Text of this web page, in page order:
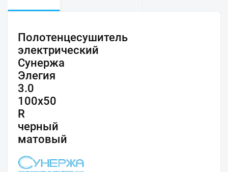
Полотенцесушитель
электрический
Сунержа
Элегия
3.0
100х50
R
черный
матовый